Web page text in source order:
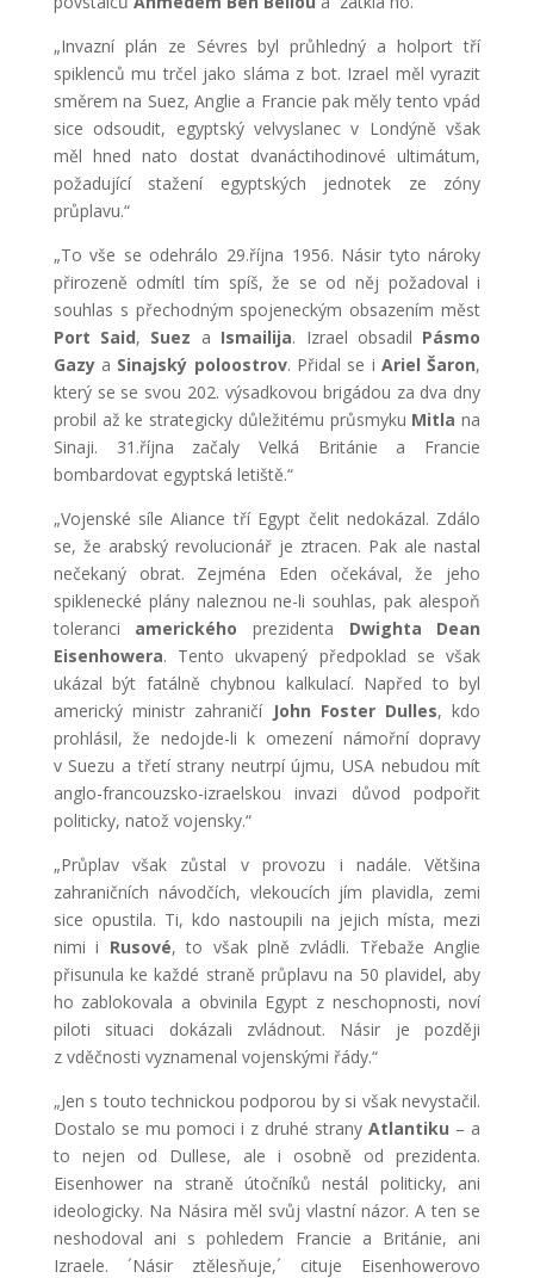
„Invazní plán ze Sévres byl průhledný a holport tří
spiklenců mu trčel jako sláma z bot. Izrael měl vyrazit
směrem na Suez, Anglie a Francie pak měly tento vpád
sice odsoudit, egyptský velvyslanec v Londýně však
měl hned nato dostat dvanáctihodinové ultimátum,
požadující stažení egyptských jednotek ze zóny
průplavu.“
„To vše se odehrálo 29.října 1956. Násir tyto nároky
přirozeně odmítl tím spíš, že se od něj požadoval i
souhlas s přechodným spojeneckým obsazením měst
Port Said, Suez a Ismailija. Izrael obsadil Pásmo
Gazya Sinajský poloostrov. Přidal se i Ariel Šaron,
který se se svou 202. výsadkovou brigádou za dva dny
probil až ke strategicky důležitému průsmyku Mitla na
Sinaji. 31.října začaly Velká Británie a Francie
bombardovat egyptská letiště.“
„Vojenské síle Aliance tří Egypt čelit nedokázal. Zdálo
se, že arabský revolucionář je ztracen. Pak ale nastal
nečekaný obrat. Zejména Eden očekával, že jeho
spiklenecké plány naleznou ne-li souhlas, pak alespoň
toleranci amerického prezidenta Dwighta Dean
Eisenhowera. Tento ukvapený předpoklad se však
ukázal být fatálně chybnou kalkulací. Napřed to byl
americký ministr zahraničí John Foster Dulles, kdo
prohlásil, že nedojde-li k omezení námořní dopravy
v Suezu a třetí strany neutrpí újmu, USA nebudou mít
anglo-francouzsko-izraelskou invazi důvod podpořit
politicky, natož vojensky.“
„Průplav však zůstal v provozu i nadále. Většina
zahraničních návodčích, vlekoucích jím plavidla, zemi
sice opustila. Ti, kdo nastoupili na jejich místa, mezi
nimi i Rusové, to však plně zvládli. Třebaže Anglie
přisunula ke každé straně průplavu na 50 plavidel, aby
ho zablokovala a obvinila Egypt z neschopnosti, noví
piloti situaci dokázali zvládnout. Násir je později
z vděčnosti vyznamenal vojenskými řády.“
„Jen s touto technickou podporou by si však nevystačil.
Dostalo se mu pomoci i z druhé stranyAtlantiku – a
to nejen od Dullese, ale i osobně od prezidenta.
Eisenhower na straně útočníků nestál politicky, ani
ideologicky. Na Násira měl svůj vlastní názor. A ten se
neshodoval ani s pohledem Francie a Británie, ani
Izraele. ´Násir ztělesňuje,´ cituje Eisenhowerovo